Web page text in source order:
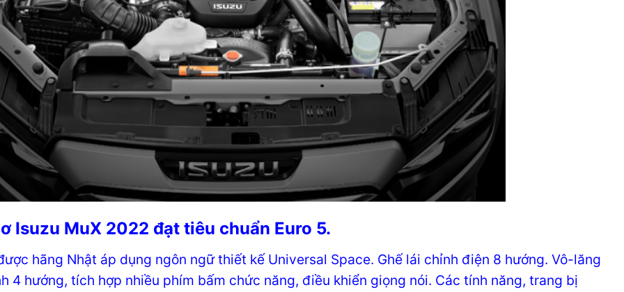
Isuzu MuX 2022 đạt tiêu chuẩn Euro 5.
hãng Nhật áp dụng ngôn ngữ thiết kế Universal Space. Ghế lái chỉnh điện 8 hướng. Vô-lăng
4 hướng, tích hợp nhiều phím bấm chức năng, điều khiển giọng nói. Các tính năng, trang bị